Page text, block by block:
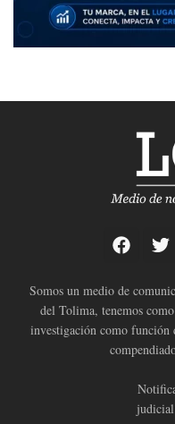
Somos un medio de
del Tolima, tenemos
investigación como